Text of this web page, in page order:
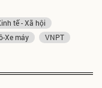
tế - Xã hội
Xe máy
VNPT